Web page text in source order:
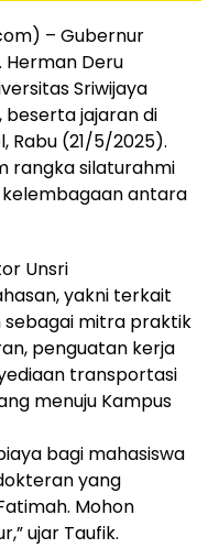
– Gubernur
Herman Deru
Sriwijaya
beserta jajaran di
Rabu (21/5/2025).
rangka silaturahmi
antara
Unsri
yakni terkait
sebagai mitra praktik
penguatan kerja
transportasi
menuju Kampus
bagi mahasiswa
yang
Mohon
ujar Taufik.